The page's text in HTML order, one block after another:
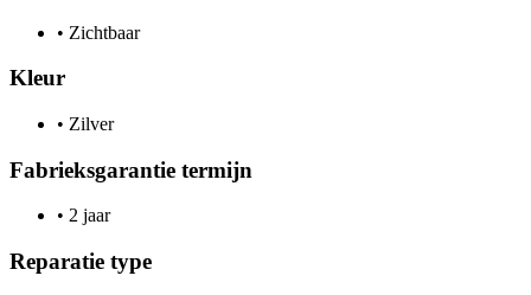
• Zichtbaar
Kleur
• Zilver
Fabrieksgarantie termijn
• 2 jaar
Reparatie type